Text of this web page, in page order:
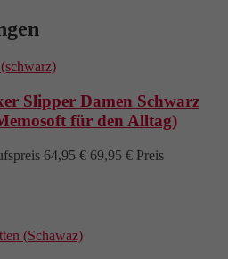
Slipper Damen Schwarz
für den Alltag)
64,95 € 69,95 € Preis